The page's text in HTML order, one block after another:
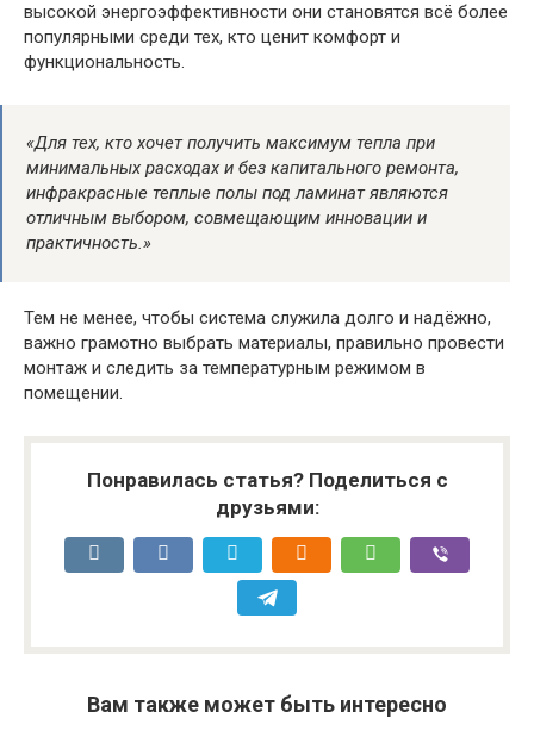
высокой энергоэффективности они становятся всё более
популярными среди тех, кто ценит комфорт и
функциональность.
«Для тех, кто хочет получить максимум тепла при
минимальных расходах и без капитального ремонта,
инфракрасные теплые полы под ламинат являются
отличным выбором, совмещающим инновации и
практичность.»
Тем не менее, чтобы система служила долго и надёжно,
важно грамотно выбрать материалы, правильно провести
монтаж и следить за температурным режимом в
помещении.
Понравилась статья? Поделиться с
друзьями:
Вам также может быть интересно